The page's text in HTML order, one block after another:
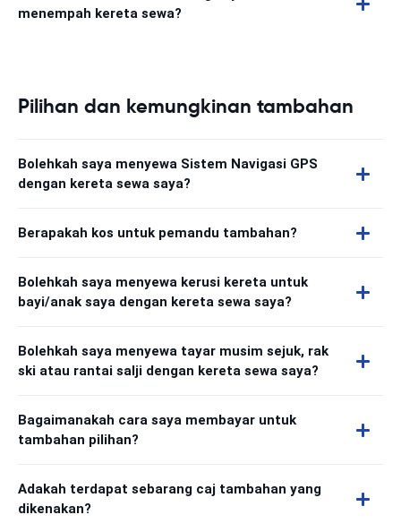
menempah kereta sewa?
Pilihan dan kemungkinan tambahan
Bolehkah saya menyewa Sistem Navigasi GPS
dengan kereta sewa saya?
Berapakah kos untuk pemandu tambahan?
Bolehkah saya menyewa kerusi kereta untuk
bayi/anak saya dengan kereta sewa saya?
Bolehkah saya menyewa tayar musim sejuk, rak
ski atau rantai salji dengan kereta sewa saya?
Bagaimanakah cara saya membayar untuk
tambahan pilihan?
Adakah terdapat sebarang caj tambahan yang
dikenakan?